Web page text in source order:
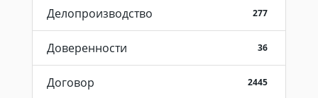
Делопроизводство 277
Доверенности 36
Договор 2445